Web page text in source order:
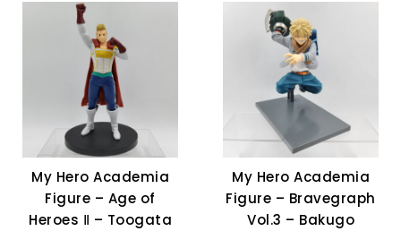
My Hero Academia
Figure – Age of
Heroes Ⅱ – Toogata
My Hero Academia
Figure – Bravegraph
Vol.3 – Bakugo